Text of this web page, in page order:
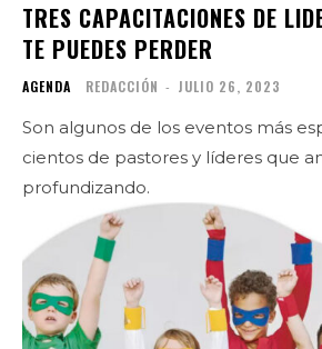
TRES CAPACITACIONES DE
TE PUEDES PERDER
AGENDA REDACCIÓN - JULIO 26, 2023
Son algunos de los eventos más
cientos de pastores y líderes que
profundizando.